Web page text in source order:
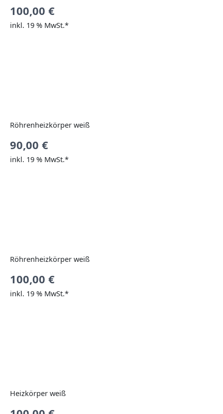
100,00 €
inkl. 19 % MwSt.*
Röhrenheizkörper weiß
90,00 €
inkl. 19 % MwSt.*
Röhrenheizkörper weiß
100,00 €
inkl. 19 % MwSt.*
Heizkörper weiß